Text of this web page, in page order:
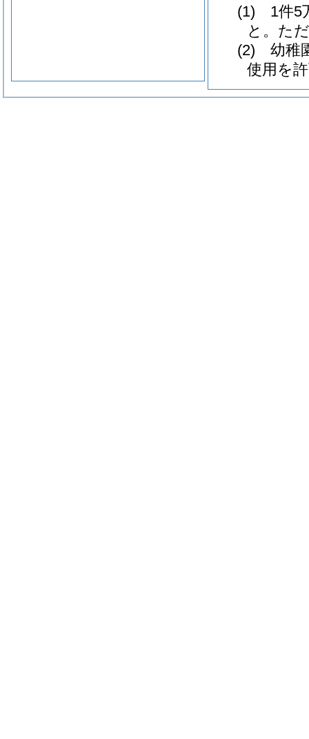
(1) 1件5
と。た
(2) 幼稚
使用を